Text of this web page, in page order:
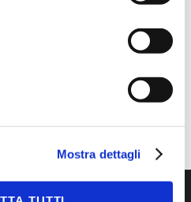
Mostra dettagli